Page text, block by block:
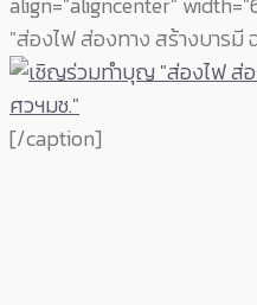
"ส่องไฟ ส่องทาง สร้างบารมี
[/caption]